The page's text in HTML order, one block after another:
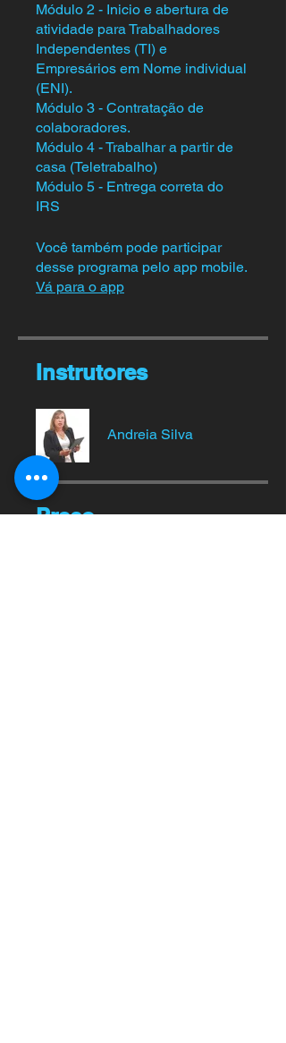
Módulo 2 - Inicio e abertura de
atividade para Trabalhadores
Independentes (TI) e
Empresários em Nome individual
(ENI).
Módulo 3 - Contratação de
colaboradores.
Módulo 4 - Trabalhar a partir de
casa (Teletrabalho)
Módulo 5 - Entrega correta do
IRS
Você também pode participar
desse programa pelo app mobile.
Vá para o app
Instrutores
Andreia Silva
Preço